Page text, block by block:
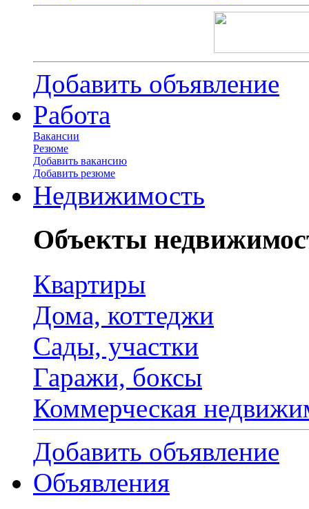
Добавить объявление
Работа
Вакансии
Резюме
Добавить вакансию
Добавить резюме
Недвижимость
Объекты
Квартиры
Дома, коттеджи
Сады, участки
Гаражи, боксы
Коммерческая
Добавить объявление
Объявления